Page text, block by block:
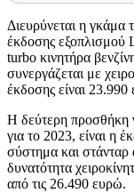
Διευρύνεται η γκάμα
έκδοσης
turbo κινητήρα
συνεργάζεται με
έκδοσης είναι 23.990
Η δεύτερη προσθήκη
για το 2023, είναι η
σύστημα και στάνταρ
δυνατότητα
από τις 26.490 ευρώ.